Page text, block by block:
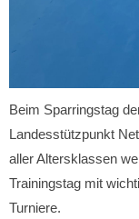
Beim Sparringstag
Landesstützpunkt
aller Altersklassen
Trainingstag mit
Turniere.